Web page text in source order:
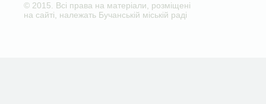
© 2015. Всі права на матеріали, розміщені
на сайті, належать Бучанській міській раді